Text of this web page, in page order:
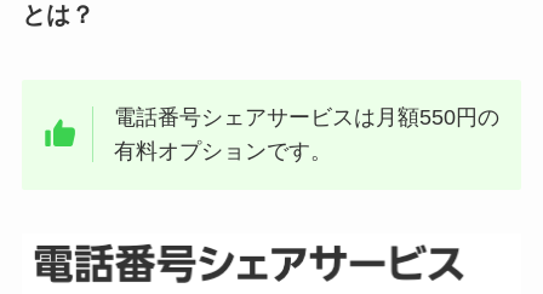
とは？
電話番号シェアサービスは月額550円の
有料オプションです。